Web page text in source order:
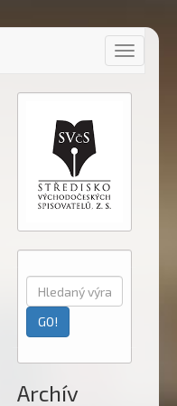
Toggle
Archív